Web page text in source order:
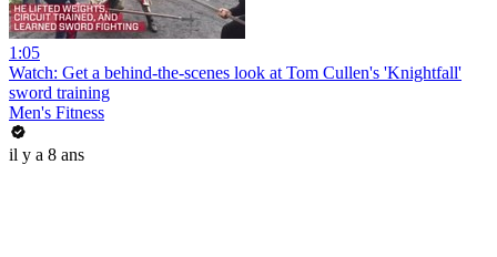
1:05
Watch: Get a behind-the-scenes look at Tom Cullen's 'Knightfall'
sword training
Men's Fitness
il y a 8 ans